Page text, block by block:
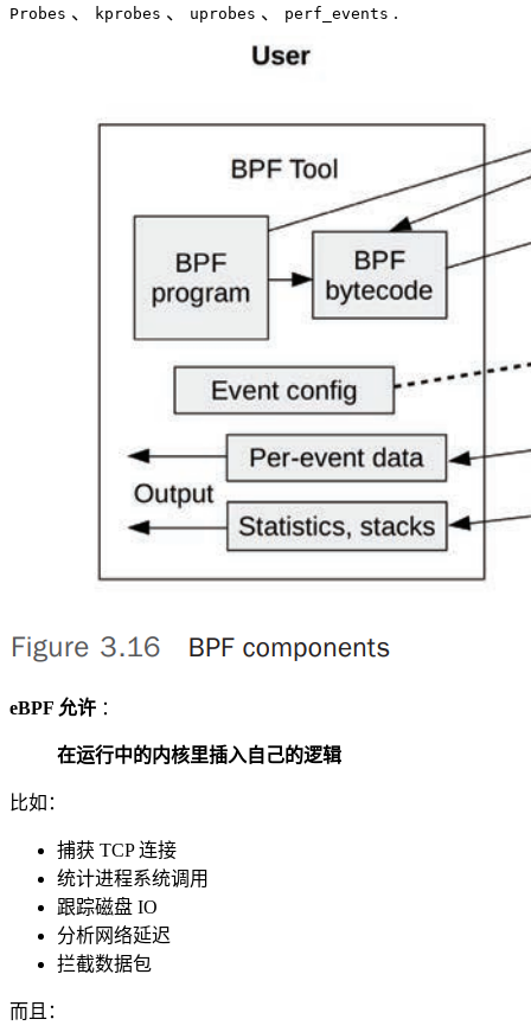
Probes 、 kprobes 、 uprobes 、 perf_events .
eBPF 允许 ：
在运行中的内核里插入自己的逻辑
比如：
捕获 TCP 连接
统计进程系统调用
跟踪磁盘 IO
分析网络延迟
拦截数据包
而且：